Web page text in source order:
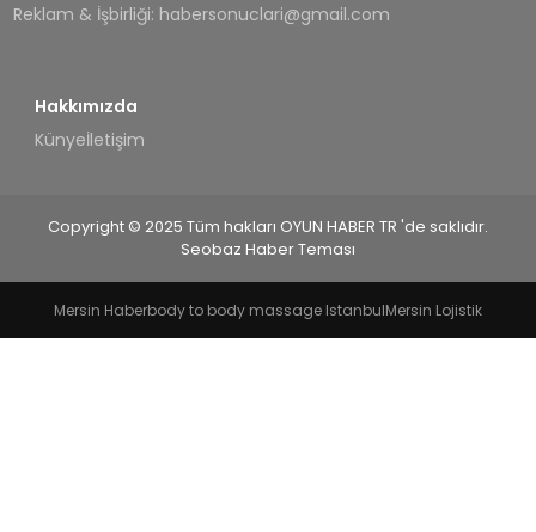
Reklam & İşbirliği: habersonuclari@gmail.com
Hakkımızda
Künyeİletişim
Copyright © 2025 Tüm hakları OYUN HABER TR 'de saklıdır.
Seobaz Haber Teması
Mersin Haberbody to body massage IstanbulMersin Lojistik